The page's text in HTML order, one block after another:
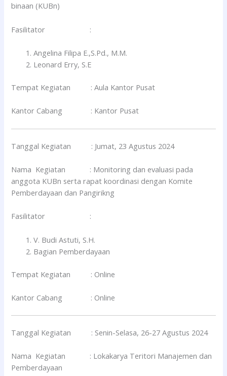
binaan (KUBn)
Fasilitator :
Angelina Filipa E.,S.Pd., M.M.
Leonard Erry, S.E
Tempat Kegiatan : Aula Kantor Pusat
Kantor Cabang : Kantor Pusat
Tanggal Kegiatan : Jumat, 23 Agustus 2024
Nama Kegiatan : Monitoring dan evaluasi pada
anggota KUBn serta rapat koordinasi dengan Komite
Pemberdayaan dan Pangirikng
Fasilitator :
V. Budi Astuti, S.H.
Bagian Pemberdayaan
Tempat Kegiatan : Online
Kantor Cabang : Online
Tanggal Kegiatan : Senin-Selasa, 26-27 Agustus 2024
Nama Kegiatan : Lokakarya Teritori Manajemen dan
Pemberdayaan